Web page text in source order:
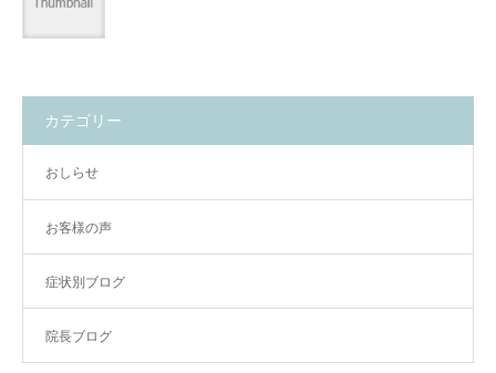
カテゴリー
おしらせ
お客様の声
症状別ブログ
院長ブログ